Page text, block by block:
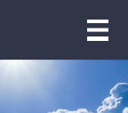
メ